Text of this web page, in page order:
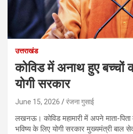
उत्तराखंड
कोविड में अनाथ हुए बच्चों
योगी सरकार
June 15, 2026 रंजना गुसाई
लखनऊ। कोविड महामारी में अपने माता-
भविष्य के लिए योगी सरकार मुख्यमंत्री बाल